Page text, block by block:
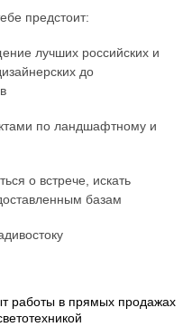
предстоит:
лучших российских и
до
по ландшафтному и
о встрече, искать
базам
работы в прямых продажах